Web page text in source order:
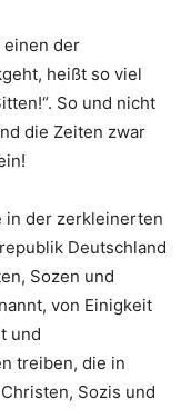
einen der
heißt so viel
So und nicht
die Zeiten zwar
in der zerkleinerten
Deutschland
Sozen und
von Einigkeit
und
treiben, die in
Sozis und